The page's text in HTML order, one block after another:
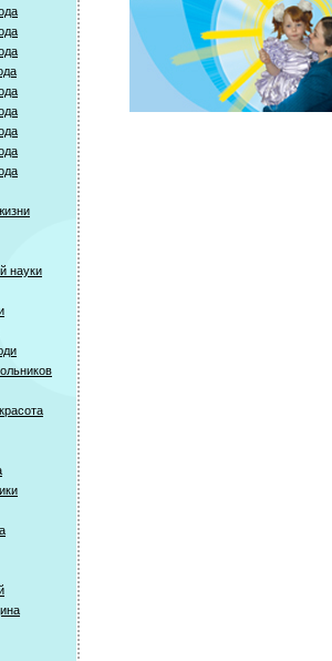
науки